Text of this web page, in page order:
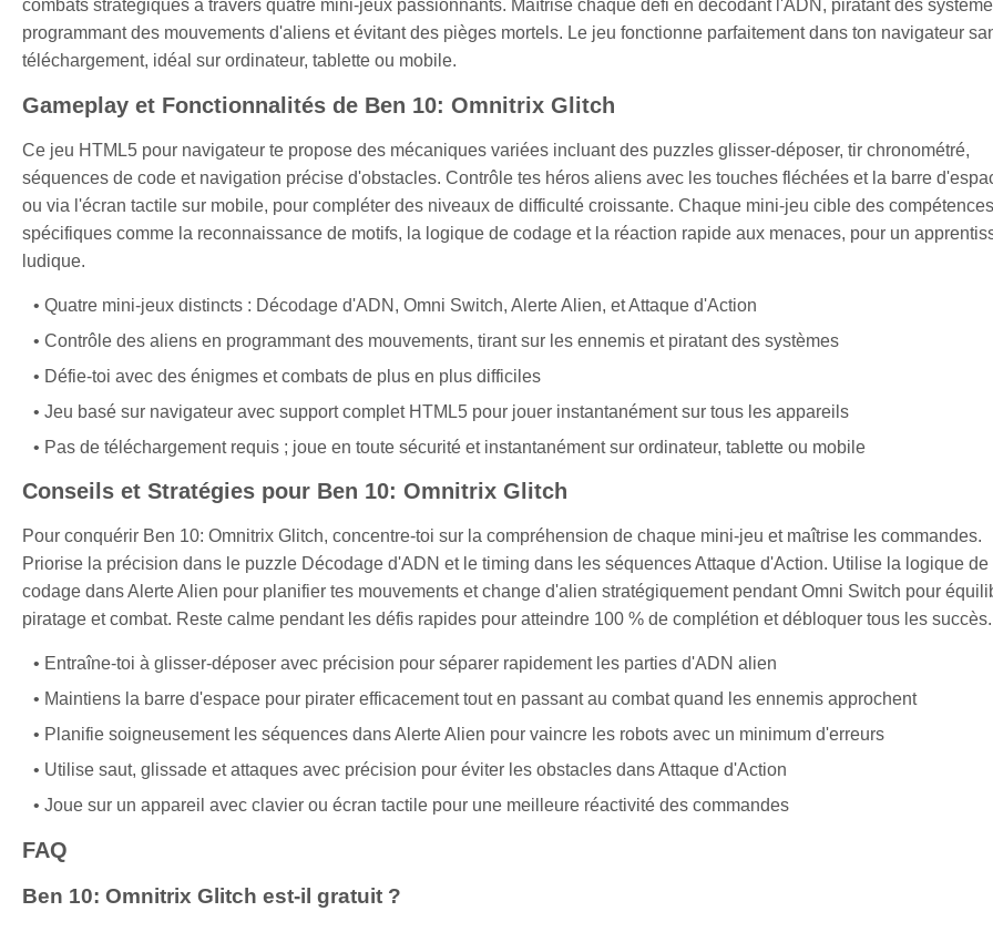
combats stratégiques à travers quatre mini-jeux passionnants. Maîtrise chaque défi en décodant l'ADN, piratant des
programmant des mouvements d'aliens et évitant des pièges mortels. Le jeu fonctionne parfaitement dans ton navigateur
téléchargement, idéal sur ordinateur, tablette ou mobile.
Gameplay et Fonctionnalités de Ben 10: Omnitrix Glitch
Ce jeu HTML5 pour navigateur te propose des mécaniques variées incluant des puzzles glisser-déposer, tir chronométré,
séquences de code et navigation précise d'obstacles. Contrôle tes héros aliens avec les touches fléchées et la barre
ou via l'écran tactile sur mobile, pour compléter des niveaux de difficulté croissante. Chaque mini-jeu cible des compétences
spécifiques comme la reconnaissance de motifs, la logique de codage et la réaction rapide aux menaces, pour un
ludique.
Quatre mini-jeux distincts : Décodage d'ADN, Omni Switch, Alerte Alien, et Attaque d'Action
Contrôle des aliens en programmant des mouvements, tirant sur les ennemis et piratant des systèmes
Défie-toi avec des énigmes et combats de plus en plus difficiles
Jeu basé sur navigateur avec support complet HTML5 pour jouer instantanément sur tous les appareils
Pas de téléchargement requis ; joue en toute sécurité et instantanément sur ordinateur, tablette ou mobile
Conseils et Stratégies pour Ben 10: Omnitrix Glitch
Pour conquérir Ben 10: Omnitrix Glitch, concentre-toi sur la compréhension de chaque mini-jeu et maîtrise les commandes.
Priorise la précision dans le puzzle Décodage d'ADN et le timing dans les séquences Attaque d'Action. Utilise la logique de
codage dans Alerte Alien pour planifier tes mouvements et change d'alien stratégiquement pendant Omni Switch pour
piratage et combat. Reste calme pendant les défis rapides pour atteindre 100 % de complétion et débloquer tous les succès.
Entraîne-toi à glisser-déposer avec précision pour séparer rapidement les parties d'ADN alien
Maintiens la barre d'espace pour pirater efficacement tout en passant au combat quand les ennemis approchent
Planifie soigneusement les séquences dans Alerte Alien pour vaincre les robots avec un minimum d'erreurs
Utilise saut, glissade et attaques avec précision pour éviter les obstacles dans Attaque d'Action
Joue sur un appareil avec clavier ou écran tactile pour une meilleure réactivité des commandes
FAQ
Ben 10: Omnitrix Glitch est-il gratuit ?